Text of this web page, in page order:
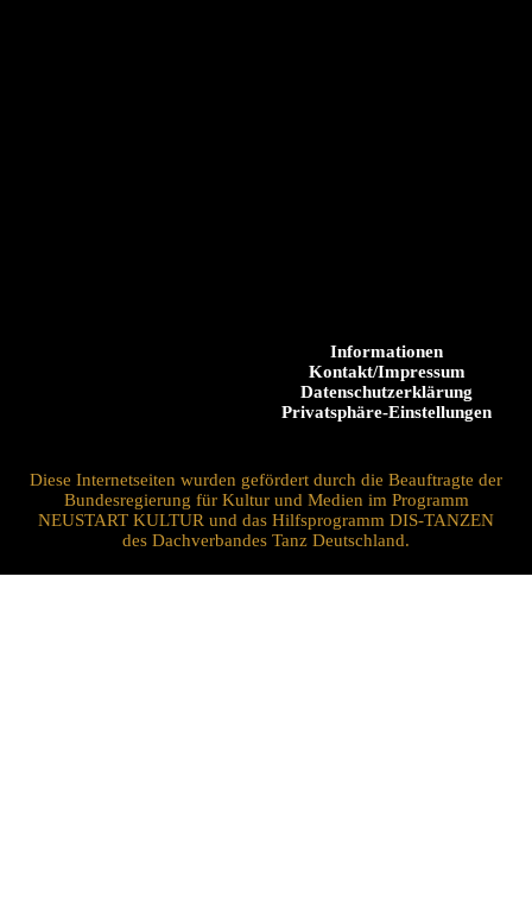
Informationen
Kontakt/Impressum
Datenschutzerklärung
Privatsphäre-Einstellungen
Diese Internetseiten wurden gefördert durch die Beauftragte der
Bundesregierung für Kultur und Medien im Programm
NEUSTART KULTUR und das Hilfsprogramm DIS-TANZEN
des Dachverbandes Tanz Deutschland.